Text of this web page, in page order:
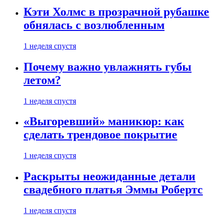
Кэти Холмс в прозрачной рубашке
обнялась с возлюбленным
1 неделя спустя
Почему важно увлажнять губы
летом?
1 неделя спустя
«Выгоревший» маникюр: как
сделать трендовое покрытие
1 неделя спустя
Раскрыты неожиданные детали
свадебного платья Эммы Робертс
1 неделя спустя